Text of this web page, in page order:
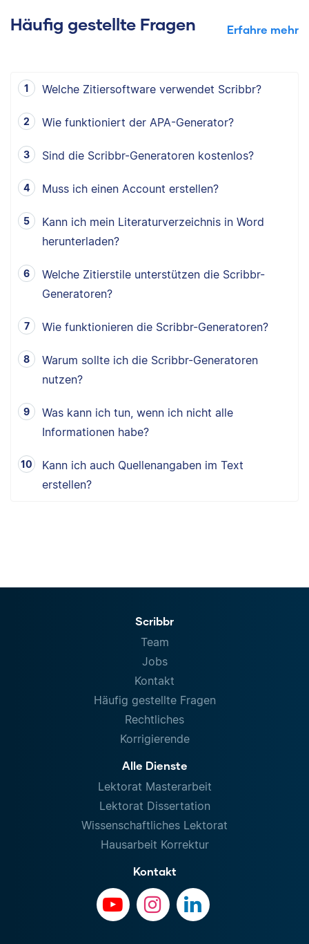
Häufig gestellte Fragen Erfahre mehr
Welche Zitiersoftware verwendet Scribbr?
Wie funktioniert der APA-Generator?
Sind die Scribbr-Generatoren kostenlos?
Muss ich einen Account erstellen?
Kann ich mein Literaturverzeichnis in Word
herunterladen?
Welche Zitierstile unterstützen die Scribbr-
Generatoren?
Wie funktionieren die Scribbr-Generatoren?
Warum sollte ich die Scribbr-Generatoren
nutzen?
Was kann ich tun, wenn ich nicht alle
Informationen habe?
Kann ich auch Quellenangaben im Text
erstellen?
Scribbr
Team
Jobs
Kontakt
Häufig gestellte Fragen
Rechtliches
Korrigierende
Alle Dienste
Lektorat Masterarbeit
Lektorat Dissertation
Wissenschaftliches Lektorat
Hausarbeit Korrektur
Kontakt